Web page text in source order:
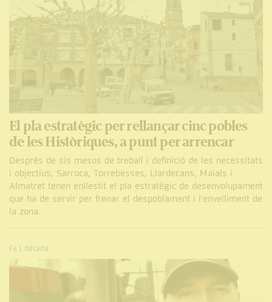
El pla estratègic per rellançar cinc pobles
de les Històriques, a punt per arrencar
Després de sis mesos de treball i definició de les necessitats
i objectius, Sarroca, Torrebesses, Llardecans, Maials i
Almatret tenen enllestit el pla estratègic de desenvolupament
que ha de servir per frenar el despoblament i l'envelliment de
la zona.
Fa 1 dècada